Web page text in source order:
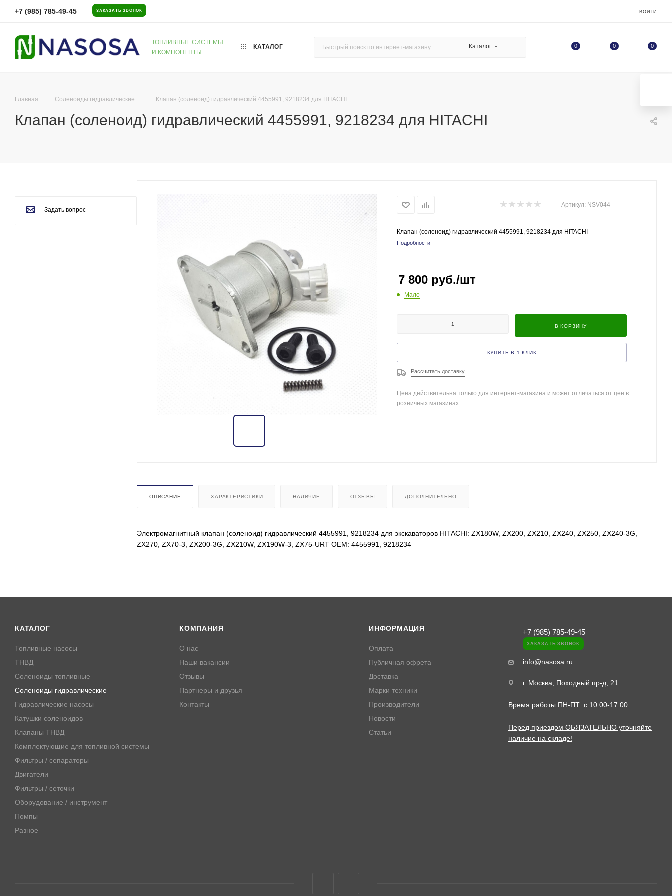
+7 (985) 785-49-45 ЗАКАЗАТЬ ЗВОНОК ВОЙТИ
ТОПЛИВНЫЕ СИСТЕМЫ
И КОМПОНЕНТЫ
КАТАЛОГ Каталог 0 0 0
Главная — Соленоиды гидравлические — Клапан (соленоид) гидравлический 4455991, 9218234 для HITACHI
Клапан (соленоид) гидравлический 4455991, 9218234 для HITACHI
Артикул: NSV044
Клапан (соленоид) гидравлический 4455991, 9218234 для HITACHI
Подробности
7 800 руб./шт
Мало
В КОРЗИНУ
КУПИТЬ В 1 КЛИК
Рассчитать доставку
Цена действительна только для интернет-магазина и может отличаться от цен в
розничных магазинах
ОПИСАНИЕ ХАРАКТЕРИСТИКИ НАЛИЧИЕ ОТЗЫВЫ ДОПОЛНИТЕЛЬНО
Электромагнитный клапан (соленоид) гидравлический 4455991, 9218234 для экскаваторов HITACHI: ZX180W, ZX200, ZX210, ZX240, ZX250, ZX240-3G,
ZX270, ZX70-3, ZX200-3G, ZX210W, ZX190W-3, ZX75-URT OEM: 4455991, 9218234
Задать вопрос
КАТАЛОГ
Топливные насосы
ТНВД
Соленоиды топливные
Соленоиды гидравлические
Гидравлические насосы
Катушки соленоидов
Клапаны ТНВД
Комплектующие для топливной системы
Фильтры / сепараторы
Двигатели
Фильтры / сеточки
Оборудование / инструмент
Помпы
Разное
КОМПАНИЯ
О нас
Наши вакансии
Отзывы
Партнеры и друзья
Контакты
ИНФОРМАЦИЯ
Оплата
Публичная офрета
Доставка
Марки техники
Производители
Новости
Статьи
+7 (985) 785-49-45
ЗАКАЗАТЬ ЗВОНОК
info@nasosa.ru
г. Москва, Походный пр-д, 21
Время работы ПН-ПТ: с 10:00-17:00
Перед приездом ОБЯЗАТЕЛЬНО уточняйте
наличие на складе!